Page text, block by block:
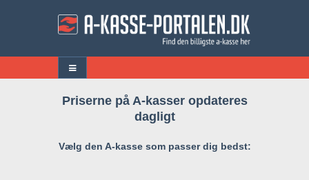
Priserne på A-kasser opdateres
dagligt
Vælg den A-kasse som passer dig bedst: